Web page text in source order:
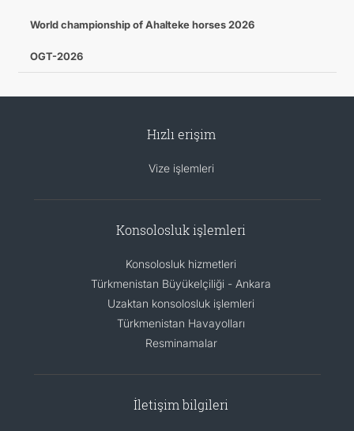
World championship of Ahalteke horses 2026
OGT-2026
Hızlı erişim
Vize işlemleri
Konsolosluk işlemleri
Konsolosluk hizmetleri
Türkmenistan Büyükelçiliği - Ankara
Uzaktan konsolosluk işlemleri
Türkmenistan Havayolları
Resminamalar
İletişim bilgileri